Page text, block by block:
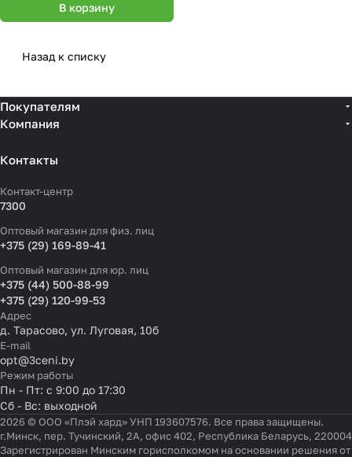
В корзину
Назад к списку
Покупателям
Компания
Контакты
Контакт-центр
7300
Оптовый магазин для физ. лиц
+375 (29) 169-89-41
Оптовый магазин для юр. лиц
+375 (44) 500-88-99
+375 (29) 120-99-53
Адрес
д. Тарасово, ул. Луговая, 10б
E-mail
opt@3ceni.by
Режим работы
Пн - Пт: с 9:00 до 17:30
Сб - Вс: выходной
2026 © ООО «Плэй хард» УНП 193607576. Все права защищены.
г.Минск, пер. Тучинский, 2А, офис 402, Республика Беларусь, 220004
Зарегистрирован Минским горисполкомом на основании решения от